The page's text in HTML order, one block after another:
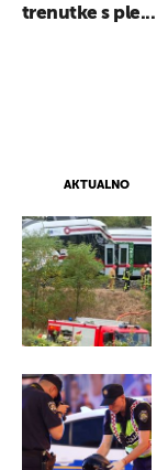
AKTUALNO
trenutke s ple...